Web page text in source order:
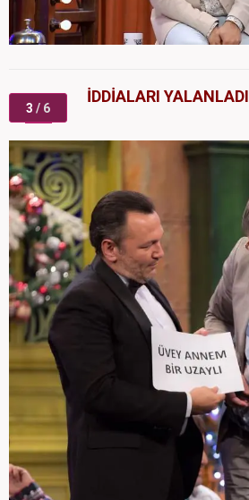
3 / 6
İDDİALARI YALANLADI